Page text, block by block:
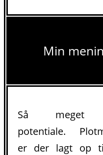
Min
Så meget
potentiale.
er der lagt op